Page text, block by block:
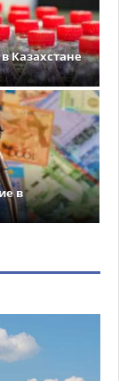
Казахстане
в